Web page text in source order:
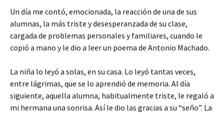
Un día me contó, emocionada, la reacción de una de sus
alumnas, la más triste y desesperanzada de su clase,
cargada de problemas personales y familiares, cuando le
copió a mano y le dio a leer un poema de Antonio Machado.
La niña lo leyó a solas, en su casa. Lo leyó tantas veces,
entre lágrimas, que se lo aprendió de memoria. Al día
siguiente, aquella alumna, habitualmente triste, le regaló a
mi hermana una sonrisa. Así le dio las gracias a su “seño”. La